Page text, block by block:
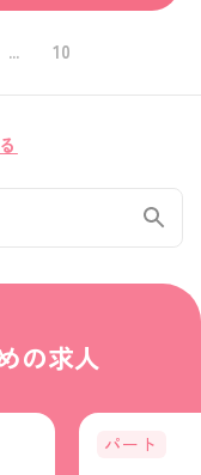
... 10
の求人
パート